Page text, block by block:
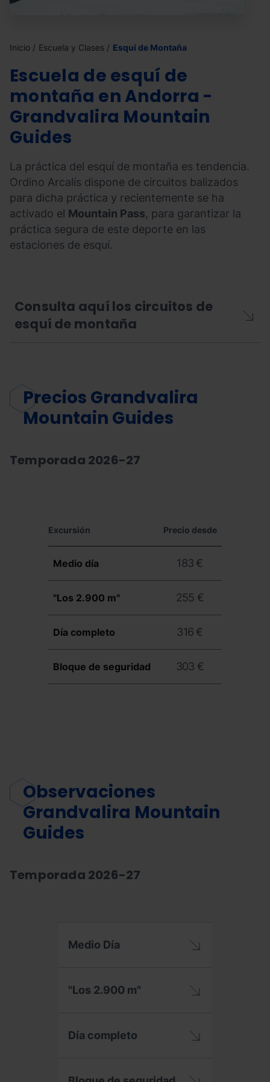
Inicio Escuela y Clases Esquí de Montaña
Escuela de esquí de
montaña en Andorra -
Grandvalira Mountain
Guides
La práctica del esquí de montaña es tendencia.
Ordino Arcalís dispone de circuitos balizados
para dicha práctica y recientemente se ha
activado el Mountain Pass, para garantizar la
práctica segura de este deporte en las
estaciones de esquí.
Consulta aquí los circuitos de
esquí de montaña
Precios Grandvalira
Mountain Guides
Temporada 2026-27
Excursión Precio desde
Medio día 183 €
"Los 2.900 m" 255 €
Día completo 316 €
Bloque de seguridad 303 €
Observaciones
Grandvalira Mountain
Guides
Temporada 2026-27
Medio Día
"Los 2.900 m"
Día completo